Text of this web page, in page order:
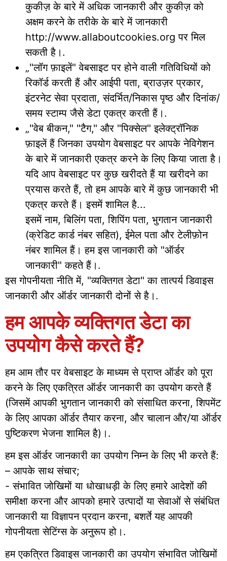
कुकीज़ के बारे में अधिक जानकारी और कुकीज़ को
अक्षम करने के तरीके के बारे में जानकारी
http://www.allaboutcookies.org पर मिल
सकती है।.
„"लॉग फ़ाइलें" वेबसाइट पर होने वाली गतिविधियों को
रिकॉर्ड करती हैं और आईपी पता, ब्राउज़र प्रकार,
इंटरनेट सेवा प्रदाता, संदर्भित/निकास पृष्ठ और दिनांक/
समय स्टाम्प जैसे डेटा एकत्र करती हैं।.
„"वेब बीकन," "टैग," और "पिक्सेल" इलेक्ट्रॉनिक
फ़ाइलें हैं जिनका उपयोग वेबसाइट पर आपके नेविगेशन
के बारे में जानकारी एकत्र करने के लिए किया जाता है।
यदि आप वेबसाइट पर कुछ खरीदते हैं या खरीदने का
प्रयास करते हैं, तो हम आपके बारे में कुछ जानकारी भी
एकत्र करते हैं। इसमें शामिल है...
इसमें नाम, बिलिंग पता, शिपिंग पता, भुगतान जानकारी
(क्रेडिट कार्ड नंबर सहित), ईमेल पता और टेलीफ़ोन
नंबर शामिल हैं। हम इस जानकारी को "ऑर्डर
जानकारी" कहते हैं।.
इस गोपनीयता नीति में, "व्यक्तिगत डेटा" का तात्पर्य डिवाइस
जानकारी और ऑर्डर जानकारी दोनों से है।.
हम आपके व्यक्तिगत डेटा का
उपयोग कैसे करते हैं?
हम आम तौर पर वेबसाइट के माध्यम से प्राप्त ऑर्डर को पूरा
करने के लिए एकत्रित ऑर्डर जानकारी का उपयोग करते हैं
(जिसमें आपकी भुगतान जानकारी को संसाधित करना, शिपमेंट
के लिए आपका ऑर्डर तैयार करना, और चालान और/या ऑर्डर
पुष्टिकरण भेजना शामिल है)।.
हम इस ऑर्डर जानकारी का उपयोग निम्न के लिए भी करते हैं:
– आपके साथ संचार;
- संभावित जोखिमों या धोखाधड़ी के लिए हमारे आदेशों की
समीक्षा करना और आपको हमारे उत्पादों या सेवाओं से संबंधित
जानकारी या विज्ञापन प्रदान करना, बशर्ते यह आपकी
गोपनीयता सेटिंग्स के अनुरूप हो।.
हम एकत्रित डिवाइस जानकारी का उपयोग संभावित जोखिमों